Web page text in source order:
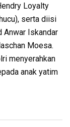
Loyalty
serta diisi
Anwar Iskandar
Moesa.
menyerahkan
anak yatim